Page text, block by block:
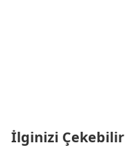
İlginizi Çekebilir